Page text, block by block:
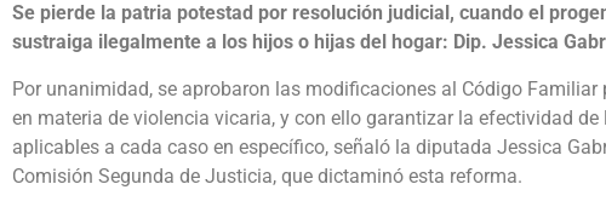
Se pierde la patria potestad por resolución judicial, cuando el
sustraiga ilegalmente a los hijos o hijas del hogar: Dip. Jessica
Por unanimidad, se aprobaron las modificaciones al Código Familiar
en materia de violencia vicaria, y con ello garantizar la efectividad
aplicables a cada caso en específico, señaló la diputada Jessica
Comisión Segunda de Justicia, que dictaminó esta reforma.